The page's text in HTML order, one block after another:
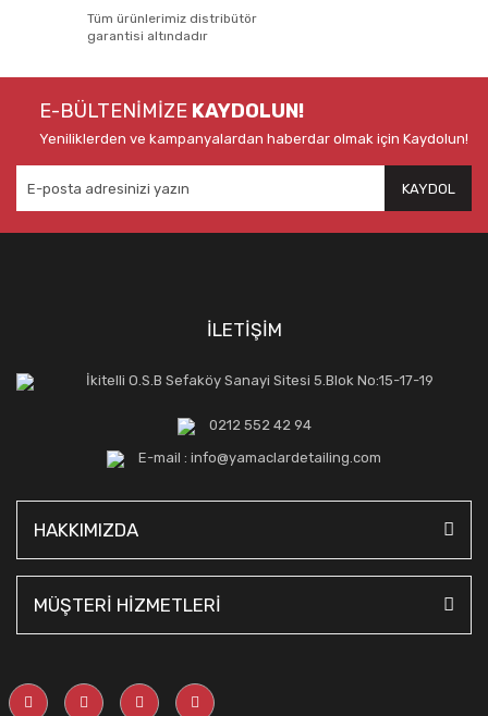
Tüm ürünlerimiz distribütör
garantisi altındadır
E-BÜLTENİMİZE KAYDOLUN!
Yeniliklerden ve kampanyalardan haberdar olmak için Kaydolun!
KAYDOL
İLETİŞİM
İkitelli O.S.B Sefaköy Sanayi Sitesi 5.Blok No:15-17-19
0212 552 42 94
E-mail : info@yamaclardetailing.com
HAKKIMIZDA
MÜŞTERİ HİZMETLERİ